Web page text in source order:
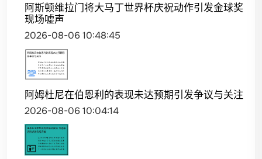
阿斯顿维拉门将大马丁世界杯庆祝动作引发金球奖
现场嘘声
2026-08-06 10:48:45
阿姆杜尼在伯恩利的表现未达预期引发争议与关注
2026-08-06 10:04:14